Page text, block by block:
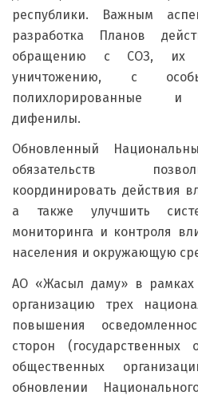
республики. Важным
разработка Планов
обращению с СОЗ, их
уничтожению, с
полихлорированные и
дифенилы.
Обновленный
обязательств
координировать действия
а также улучшить
мониторинга и контроля
населения и окружающую
АО «Жасыл даму» в рамках
организацию трех
повышения
сторон (государственных
общественных
обновлении